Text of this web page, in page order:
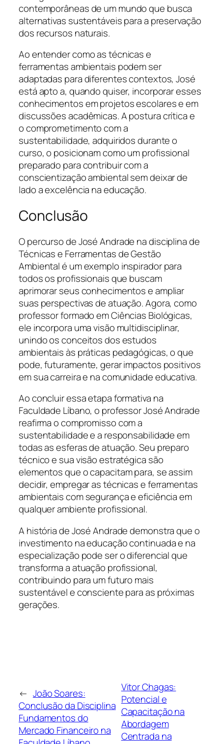
contemporâneas de um mundo que busca
alternativas sustentáveis para a preservação
dos recursos naturais.
Ao entender como as técnicas e
ferramentas ambientais podem ser
adaptadas para diferentes contextos, José
está apto a, quando quiser, incorporar esses
conhecimentos em projetos escolares e em
discussões acadêmicas. A postura crítica e
o comprometimento com a
sustentabilidade, adquiridos durante o
curso, o posicionam como um profissional
preparado para contribuir com a
conscientização ambiental sem deixar de
lado a excelência na educação.
Conclusão
O percurso de José Andrade na disciplina de
Técnicas e Ferramentas de Gestão
Ambiental é um exemplo inspirador para
todos os profissionais que buscam
aprimorar seus conhecimentos e ampliar
suas perspectivas de atuação. Agora, como
professor formado em Ciências Biológicas,
ele incorpora uma visão multidisciplinar,
unindo os conceitos dos estudos
ambientais às práticas pedagógicas, o que
pode, futuramente, gerar impactos positivos
em sua carreira e na comunidade educativa.
Ao concluir essa etapa formativa na
Faculdade Líbano, o professor José Andrade
reafirma o compromisso com a
sustentabilidade e a responsabilidade em
todas as esferas de atuação. Seu preparo
técnico e sua visão estratégica são
elementos que o capacitam para, se assim
decidir, empregar as técnicas e ferramentas
ambientais com segurança e eficiência em
qualquer ambiente profissional.
A história de José Andrade demonstra que o
investimento na educação continuada e na
especialização pode ser o diferencial que
transforma a atuação profissional,
contribuindo para um futuro mais
sustentável e consciente para as próximas
gerações.
← João Soares:
Conclusão da Disciplina
Fundamentos do
Mercado Financeiro na
Vitor Chagas:
Potencial e
Capacitação na
Abordagem
Centrada na